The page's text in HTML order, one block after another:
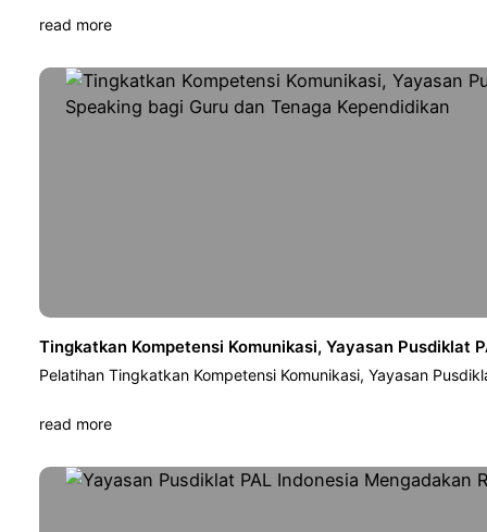
read more
Tingkatkan Kompetensi Komunikasi, Yayasan Pusdiklat
Pelatihan Tingkatkan Kompetensi Komunikasi, Yayasan
read more